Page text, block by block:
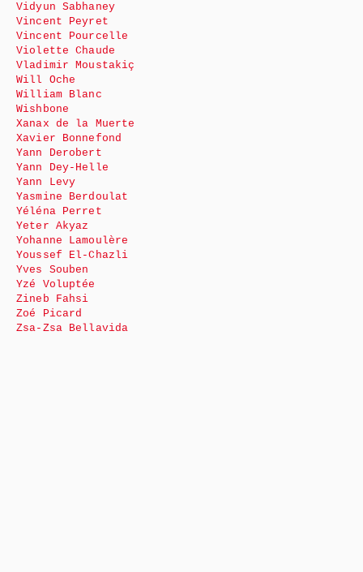
Vidyun Sabhaney
Vincent Peyret
Vincent Pourcelle
Violette Chaude
Vladimir Moustakiç
Will Oche
William Blanc
Wishbone
Xanax de la Muerte
Xavier Bonnefond
Yann Derobert
Yann Dey-Helle
Yann Levy
Yasmine Berdoulat
Yéléna Perret
Yeter Akyaz
Yohanne Lamoulère
Youssef El-Chazli
Yves Souben
Yzé Voluptée
Zineb Fahsi
Zoé Picard
Zsa-Zsa Bellavida